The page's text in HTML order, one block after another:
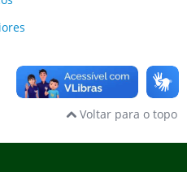
Voltar para o topo